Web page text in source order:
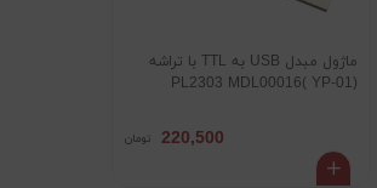
ماژول مبدل USB به TTL با تراشه
PL2303 MDL00016( YP-01)
220,500 تومان